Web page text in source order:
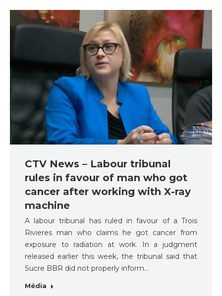
CTV News – Labour tribunal
rules in favour of man who got
cancer after working with X-ray
machine
A labour tribunal has ruled in favour of a Trois
Rivieres man who claims he got cancer from
exposure to radiation at work. In a judgment
released earlier this week, the tribunal said that
Sucre BBR did not properly inform…
Média